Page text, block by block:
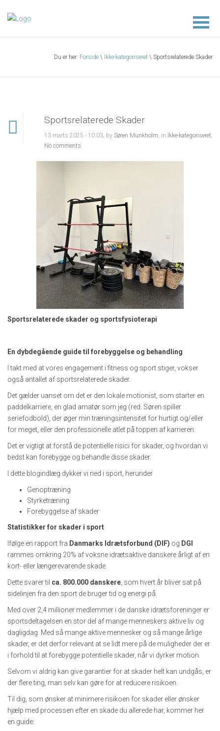
Du er her: Forside \ Ikke-kategoriseret \ Sportsrelaterede Skader
Sportsrelaterede Skader
13 marts 2025 - 10:03, by Søren Munkholm, in Ikke-kategoriseret,
No comments
Sportsrelaterede skader og sportsfysioterapi
En dybdegående guide til forebyggelse og behandling
I takt med at vores engagement i fitness og sport stiger, vokser
også antallet af sportsrelaterede skader.
Det gælder uanset om det er den lokale motionist, som starter en
paddelkarriere, en glad amatør som jeg (red. Søren spiller
seriefodbold), der øger min træningsintensitet for hurtigt og/eller
for meget, eller den professionelle atlet på toppen af karrieren.
Det er vigtigt at forstå de potentielle risici for skader, og hvordan vi
bedst kan forebygge og behandle disse skader.
I dette blogindlæg dykker vi ned i sport, herunder
Genoptræning
Styrketræning
Forebyggelse af skader
Statistikker for skader i sport
Ifølge en rapport fra Danmarks Idrætsforbund (DIF) og DGI
rammes omkring 20% af voksne idrætsaktive danskere årligt af en
kort- eller længerevarende skade.
Dette svarer til ca. 800.000 danskere, som hvert år bliver sat på
sidelinjen fra den sport de bruger tid og energi på.
Med over 2,4 millioner medlemmer i de danske idrætsforeninger er
sportsdeltagelsen en stor del af mange menneskers aktive liv og
dagligdag. Med så mange aktive mennesker og så mange årlige
skader, er det derfor relevant at se lidt mere på de muligheder der er
i forhold til at forebygge potentielle skader, når vi dyrker motion.
Selvom vi aldrig kan give garantier for at skader helt kan undgås, er
der flere ting, man selv kan gøre for at reducere risikoen.
Til dig, som ønsker at minimere risikoen for skader eller ønsker
hjælp med processen efter en skade du allerede har, kommer her
en guide: